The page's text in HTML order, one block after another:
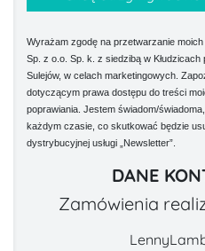
Wyrażam zgodę na przetwarzanie
Sp. z o.o. Sp. k. z siedzibą w Kłudzicach
Sulejów, w celach marketingowych.
dotyczącym prawa dostępu do treści
poprawiania. Jestem świadom/
każdym czasie, co skutkować będzie
dystrybucyjnej usługi „Newsletter”.
DANE
Zamówienia